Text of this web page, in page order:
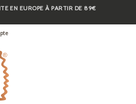
EN EUROPE À PARTIR DE 89€